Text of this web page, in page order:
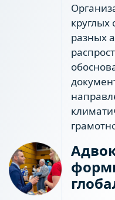
круглых
разных